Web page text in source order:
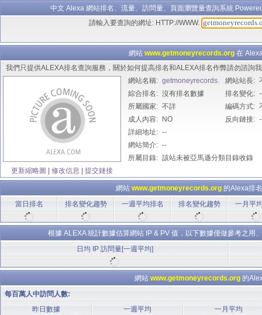
中文 Alexa 網站排名、流量、訪問量、頁面瀏覽量查詢系統
請輸入要查詢的網址: HTTP://WWW.
網站 www.getmoneyrecords.org在
我們只提供ALEXA排名查詢服務，關於如何提高排名和ALEXA排名作弊請勿諮詢
網站名稱: getmoneyrecords.
org
網站站長:
綜合排名: 沒有排名數據 排名變化:
所屬國家: 不詳 編碼方式:
成人內容:
NO 反向鏈接:
詳細地址: --
網站簡介: --
所屬目錄: 該站未被亞馬遜分類目錄收錄
更新縮略圖
修改信息 提交鏈接
網站 www.getmoneyrecords.org的Alexa排
當日排名
排名變化趨勢 一週平均排名 排名變化趨勢 一月平
根據 ALEXA 統計數據估算網站 IP & PV 值，以下數據僅做參考之用
日均 IP 訪問量[一週平均]
網站 www.getmoneyrecords.org的
每百萬人中訪問人數:
昨日數據
一週平均 一月平均